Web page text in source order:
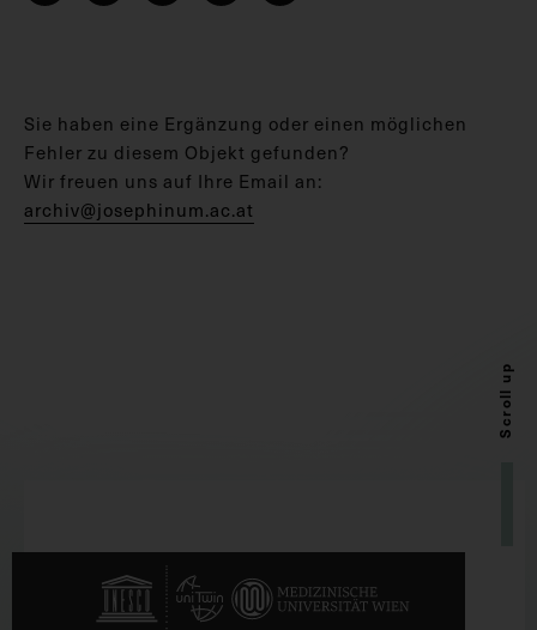
Sie haben eine Ergänzung oder einen möglichen
Fehler zu diesem Objekt gefunden?
Wir freuen uns auf Ihre Email an:
archiv@josephinum.ac.at
Scroll up